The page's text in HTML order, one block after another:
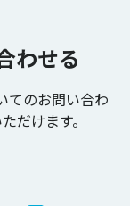
わせる
てのお問い合わ
だけます。